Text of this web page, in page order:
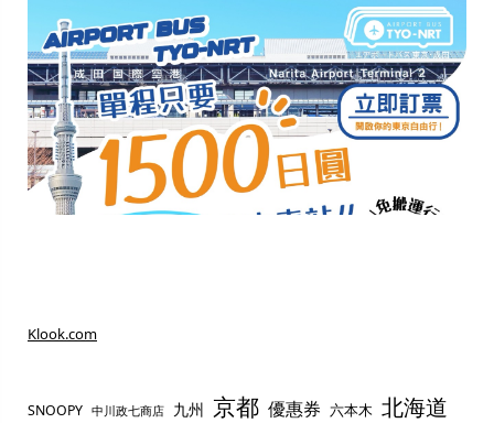
Klook.com
SNOOPY 中川政七商店 九州 京都 優惠券 六本木 北海道